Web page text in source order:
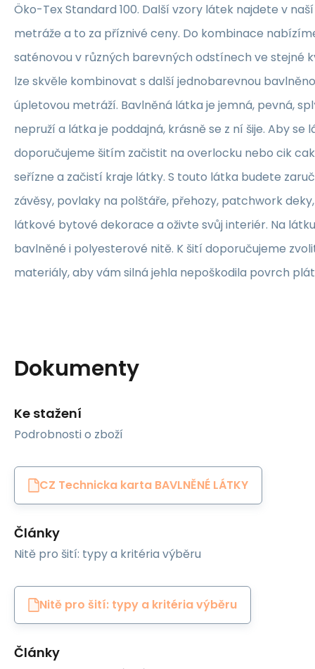
Öko-Tex Standard 100. Další vzory látek najdete v
metráže a to za příznivé ceny. Do kombinace
saténovou v různých barevných odstínech ve stejné
lze skvěle kombinovat s další jednobarevnou
úpletovou metráží. Bavlněná látka je jemná, pevná,
nepruží a látka je poddajná, krásně se z ní šije. Aby se
doporučujeme šitím začistit na overlocku nebo cik
seřízne a začistí kraje látky. S touto látka budete
závěsy, povlaky na polštáře, přehozy, patchwork
látkové bytové dekorace a oživte svůj interiér. Na
bavlněné i polyesterové nitě. K šití doporučujeme
materiály, aby vám silná jehla nepoškodila povrch
Dokumenty
Ke stažení
Podrobnosti o zboží
CZ Technicka karta BAVLNĚNÉ LÁTKY
Články
Nitě pro šití: typy a kritéria výběru
Nitě pro šití: typy a kritéria výběru
Články